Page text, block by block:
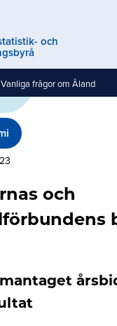
och
Vanliga frågor om Åland
och